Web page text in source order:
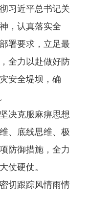
习近平总书记关
，认真落实全
署要求，立足最
全力以赴做好防
安全堤坝，确
决克服麻痹思想
、底线思维、极
防御措施，全力
仗硬仗。
切跟踪风情雨情